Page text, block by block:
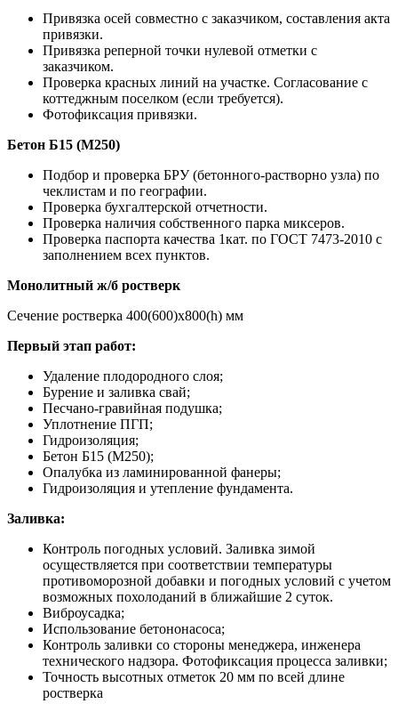
Привязка осей совместно с заказчиком, составления акта
привязки.
Привязка реперной точки нулевой отметки с
заказчиком.
Проверка красных линий на участке. Согласование с
коттеджным поселком (если требуется).
Фотофиксация привязки.
Бетон Б15 (М250)
Подбор и проверка БРУ (бетонного-растворно узла) по
чеклистам и по географии.
Проверка бухгалтерской отчетности.
Проверка наличия собственного парка миксеров.
Проверка паспорта качества 1кат. по ГОСТ 7473-2010 с
заполнением всех пунктов.
Монолитный ж/б ростверк
Сечение ростверка 400(600)х800(h) мм
Первый этап работ:
Удаление плодородного слоя;
Бурение и заливка свай;
Песчано-гравийная подушка;
Уплотнение ПГП;
Гидроизоляция;
Бетон Б15 (М250);
Опалубка из ламинированной фанеры;
Гидроизоляция и утепление фундамента.
Заливка:
Контроль погодных условий. Заливка зимой
осуществляется при соответствии температуры
противоморозной добавки и погодных условий с учетом
возможных похолоданий в ближайшие 2 суток.
Виброусадка;
Использование бетононасоса;
Контроль заливки со стороны менеджера, инженера
технического надзора. Фотофиксация процесса заливки;
Точность высотных отметок 20 мм по всей длине
ростверка